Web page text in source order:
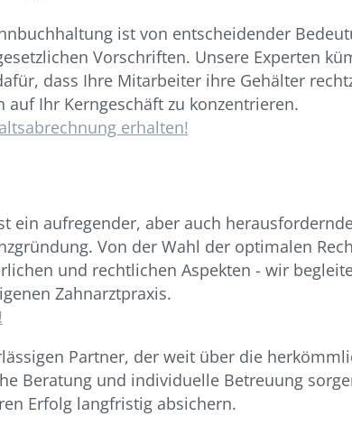
ist von entscheidender
Vorschriften. Unsere Experten
dass Ihre Mitarbeiter ihre Gehälter
Ihr Kerngeschäft zu konzentrieren.
erhalten!
ein aufregender, aber auch
Von der Wahl der optimalen
und rechtlichen Aspekten - wir
Zahnarztpraxis.
Partner, der weit über die
Beratung und individuelle Betreuung
Erfolg langfristig absichern.